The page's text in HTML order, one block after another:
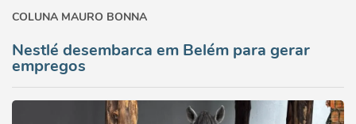
COLUNA MAURO BONNA
Nestlé desembarca em Belém para gerar
empregos